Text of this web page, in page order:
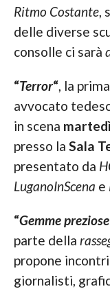
Ritmo Costante,
delle diverse
consolle ci sarà
“Terror“, la
avvocato
in scena
presso la Sala
presentato da
LuganoInScena e
“Gemme
parte della
propone
giornalisti,